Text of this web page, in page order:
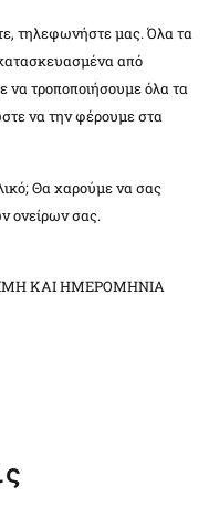
τηλεφωνήστε μας. Όλα τα
κατασκευασμένα από
να τροποποιήσουμε όλα τα
να την φέρουμε στα
Θα χαρούμε να σας
ονείρων σας.
ΚΑΙ ΗΜΕΡΟΜΗΝΙΑ